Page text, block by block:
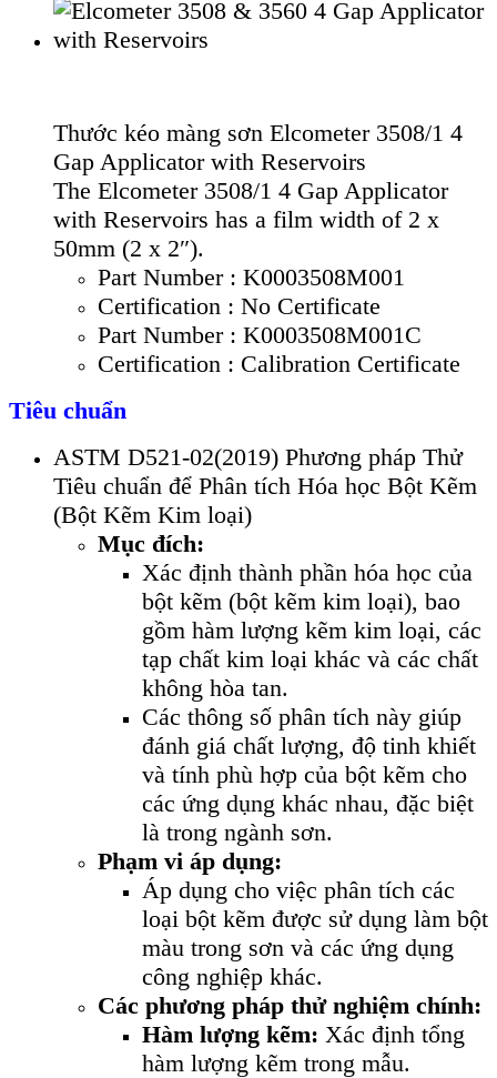
Thước kéo màng sơn Elcometer 3508/1 4
Gap Applicator with Reservoirs
The Elcometer 3508/1 4 Gap Applicator
with Reservoirs has a film width of 2 x
50mm (2 x 2″).
Part Number : K0003508M001
Certification : No Certificate
Part Number : K0003508M001C
Certification : Calibration Certificate
Tiêu chuẩn
ASTM D521-02(2019) Phương pháp Thử
Tiêu chuẩn để Phân tích Hóa học Bột Kẽm
(Bột Kẽm Kim loại)
Mục đích:
Xác định thành phần hóa học của
bột kẽm (bột kẽm kim loại), bao
gồm hàm lượng kẽm kim loại, các
tạp chất kim loại khác và các chất
không hòa tan.
Các thông số phân tích này giúp
đánh giá chất lượng, độ tinh khiết
và tính phù hợp của bột kẽm cho
các ứng dụng khác nhau, đặc biệt
là trong ngành sơn.
Phạm vi áp dụng:
Áp dụng cho việc phân tích các
loại bột kẽm được sử dụng làm bột
màu trong sơn và các ứng dụng
công nghiệp khác.
Các phương pháp thử nghiệm chính:
Hàm lượng kẽm: Xác định tổng
hàm lượng kẽm trong mẫu.